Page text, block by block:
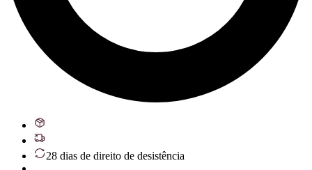
28 dias de direito de desistência